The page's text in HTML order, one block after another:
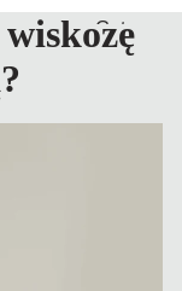
Gotowe
plany
acji